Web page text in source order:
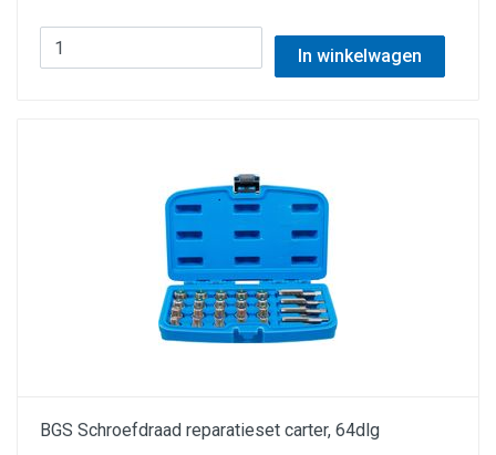
In winkelwagen
BGS Schroefdraad reparatieset carter, 64dlg